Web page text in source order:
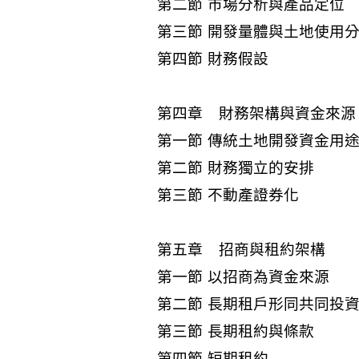
第二節 市場分析與產品定位
第三節 開發量體與土地使用
第四節 財務假設
第四章 財務架構與資金來源
第一節 傳統土地開發資金用
第二節 財務獨立的安排
第三節 不動產證券化
第五章 招商與租約架構
第一節 以招商為資金來源
第二節 長期租戶形同共同投
第三節 長期租約與條款